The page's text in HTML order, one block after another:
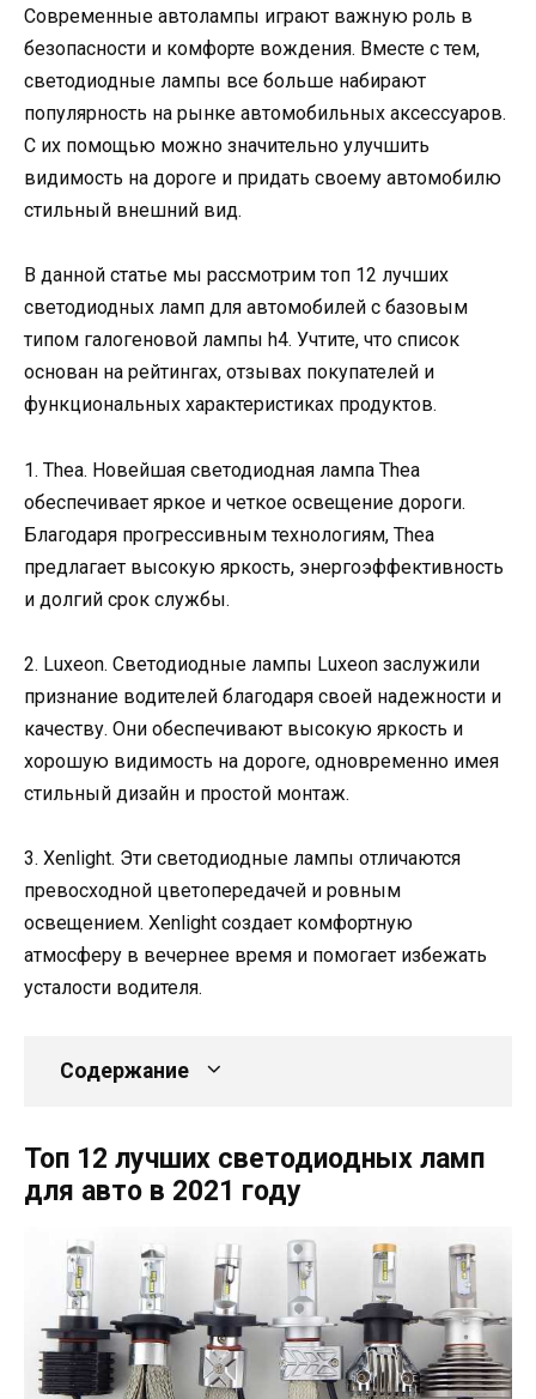
Современные автолампы играют важную роль в
безопасности и комфорте вождения. Вместе с тем,
светодиодные лампы все больше набирают
популярность на рынке автомобильных аксессуаров.
С их помощью можно значительно улучшить
видимость на дороге и придать своему автомобилю
стильный внешний вид.
В данной статье мы рассмотрим топ 12 лучших
светодиодных ламп для автомобилей с базовым
типом галогеновой лампы h4. Учтите, что список
основан на рейтингах, отзывах покупателей и
функциональных характеристиках продуктов.
1. Thea. Новейшая светодиодная лампа Thea
обеспечивает яркое и четкое освещение дороги.
Благодаря прогрессивным технологиям, Thea
предлагает высокую яркость, энергоэффективность
и долгий срок службы.
2. Luxeon. Светодиодные лампы Luxeon заслужили
признание водителей благодаря своей надежности и
качеству. Они обеспечивают высокую яркость и
хорошую видимость на дороге, одновременно имея
стильный дизайн и простой монтаж.
3. Xenlight. Эти светодиодные лампы отличаются
превосходной цветопередачей и ровным
освещением. Xenlight создает комфортную
атмосферу в вечернее время и помогает избежать
усталости водителя.
Содержание
Топ 12 лучших светодиодных ламп
для авто в 2021 году